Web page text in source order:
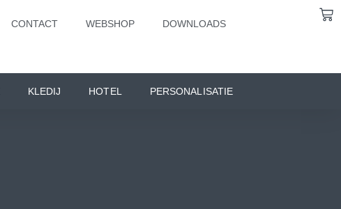
CONTACT WEBSHOP DOWNLOADS
KLEDIJ HOTEL PERSONALISATIE